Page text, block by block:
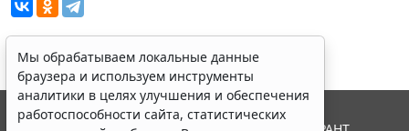
Мы обрабатываем локальные данные
браузера и используем инструменты
аналитики в целях улучшения и обеспечения
работоспособности сайта, статистических